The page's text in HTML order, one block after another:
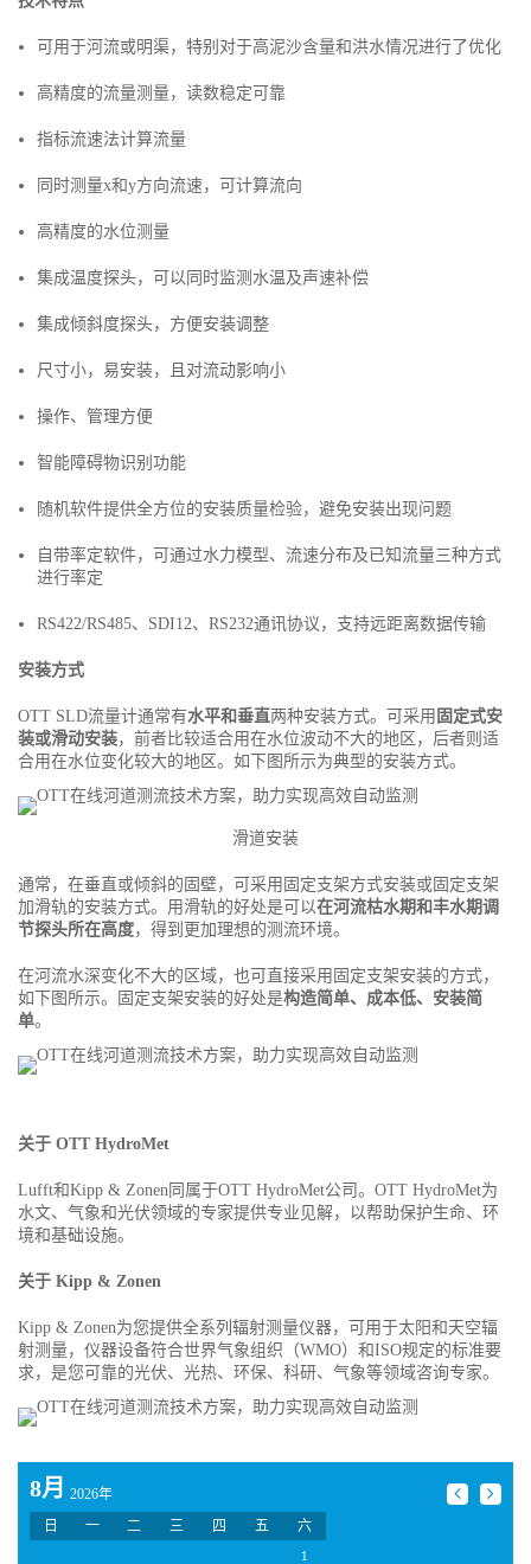
可用于河流或明渠，特别对于高泥沙含量和洪水情况进行了优化
高精度的流量测量，读数稳定可靠
指标流速法计算流量
同时测量x和y方向流速，可计算流向
高精度的水位测量
集成温度探头，可以同时监测水温及声速补偿
集成倾斜度探头，方便安装调整
尺寸小，易安装，且对流动影响小
操作、管理方便
智能障碍物识别功能
随机软件提供全方位的安装质量检验，避免安装出现问题
自带率定软件，可通过水力模型、流速分布及已知流量三种方式
进行率定
RS422/RS485、SDI12、RS232通讯协议，支持远距离数据传输
安装方式
OTT SLD流量计通常有水平和垂直两种安装方式。可采用 固定式安
装或滑动安装，前者比较适合用在水位波动不大的地区，后者则适
合用在水位变化较大的地区。如下图所示为典型的安装方式。
滑道安装
通常，在垂直或倾斜的固壁，可采用固定支架方式安装或固定支架
加滑轨的安装方式。用滑轨的好处是可以在河流枯水期和丰水期调
节探头所在高度，得到更加理想的测流环境。
在河流水深变化不大的区域，也可直接采用固定支架安装的方式，
如下图所示。固定支架安装的好处是构造简单、成本低、安装简
单。
关于 OTT HydroMet
Lufft和Kipp & Zonen同属于OTT HydroMet公司。OTT HydroMet为
水文、气象和光伏领域的专家提供专业见解，以帮助保护生命、环
境和基础设施。
关于 Kipp & Zonen
Kipp & Zonen为您提供全系列辐射测量仪器，可用于太阳和天空辐
射测量，仪器设备符合世界气象组织（WMO）和ISO规定的标准要
求，是您可靠的光伏、光热、环保、科研、气象等领域咨询专家。
8月
2026年
日
一 二 三 四 五 六
1